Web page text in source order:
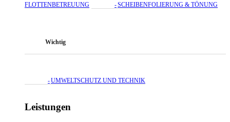
FLOTTENBETREUUNG SCHEIBENFOLIERUNG & TÖNUNG
Wichtig
UMWELTSCHUTZ UND TECHNIK
Leistungen